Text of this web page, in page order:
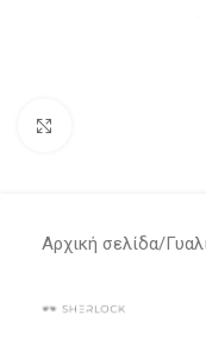
Αρχική σελίδα